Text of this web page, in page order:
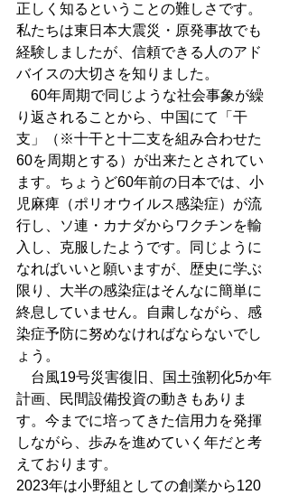
正しく知るということの難しさです。
私たちは東日本大震災・原発事故でも
経験しましたが、信頼できる人のアド
バイスの大切さを知りました。
60年周期で同じような社会事象が繰
り返されることから、中国にて「干
支」（※十干と十二支を組み合わせた
60を周期とする）が出来たとされてい
ます。ちょうど60年前の日本では、小
児麻痺（ポリオウイルス感染症）が流
行し、ソ連・カナダからワクチンを輸
入し、克服したようです。同じように
なればいいと願いますが、歴史に学ぶ
限り、大半の感染症はそんなに簡単に
終息していません。自粛しながら、感
染症予防に努めなければならないでし
ょう。
台風19号災害復旧、国土強靭化5か年
計画、民間設備投資の動きもありま
す。今までに培ってきた信用力を発揮
しながら、歩みを進めていく年だと考
えております。
2023年は小野組としての創業から120